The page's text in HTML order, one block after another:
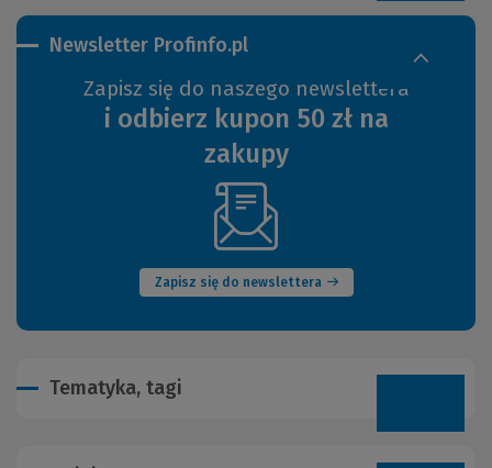
Newsletter Profinfo.pl
Zapisz się do naszego newslettera
i odbierz kupon 50 zł na
zakupy
Zapisz się do newslettera
(Nowe
okno)
Tematyka, tagi